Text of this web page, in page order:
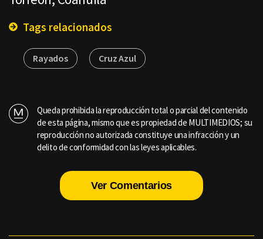
Tags relacionados
Rayados Cruz Azul
Queda prohibida la reproducción total o parcial del contenido
de esta página, mismo que es propiedad de MULTIMEDIOS; su
reproducción no autorizada constituye una infracción y un
delito de conformidad con las leyes aplicables.
Ver Comentarios